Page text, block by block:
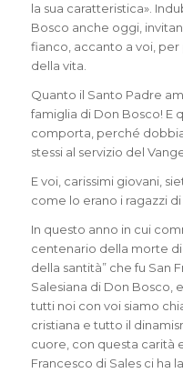
la sua caratteristica».
Bosco anche oggi,
fianco, accanto a voi,
della vita.
Quanto il Santo Padre
famiglia di Don Bosco! E
comporta, perché
stessi al servizio del
E voi, carissimi giovani,
come lo erano i ragazzi
In questo anno in cui
centenario della morte
della santità” che fu San
Salesiana di Don Bosco,
tutti noi con voi siamo
cristiana e tutto il
cuore, con questa carità
Francesco di Sales ci ha